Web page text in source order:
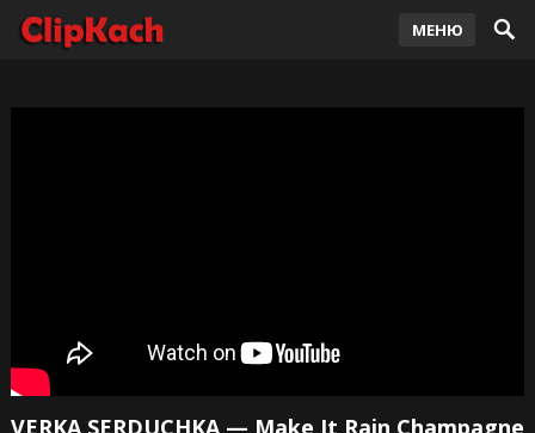
МЕНЮ
VERKA SERDUCHKA — Make It Rain Champagne